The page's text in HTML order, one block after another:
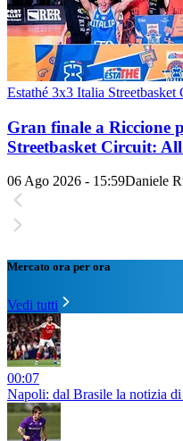
Estathé 3x3 Italia Streetbasket
Gran finale a Riccione
Streetbasket Circuit:
06 Ago 2026 - 15:59Daniele
Mercato ora per ora
Vedi tutti
00:07
Napoli: dal Brasile la notizia